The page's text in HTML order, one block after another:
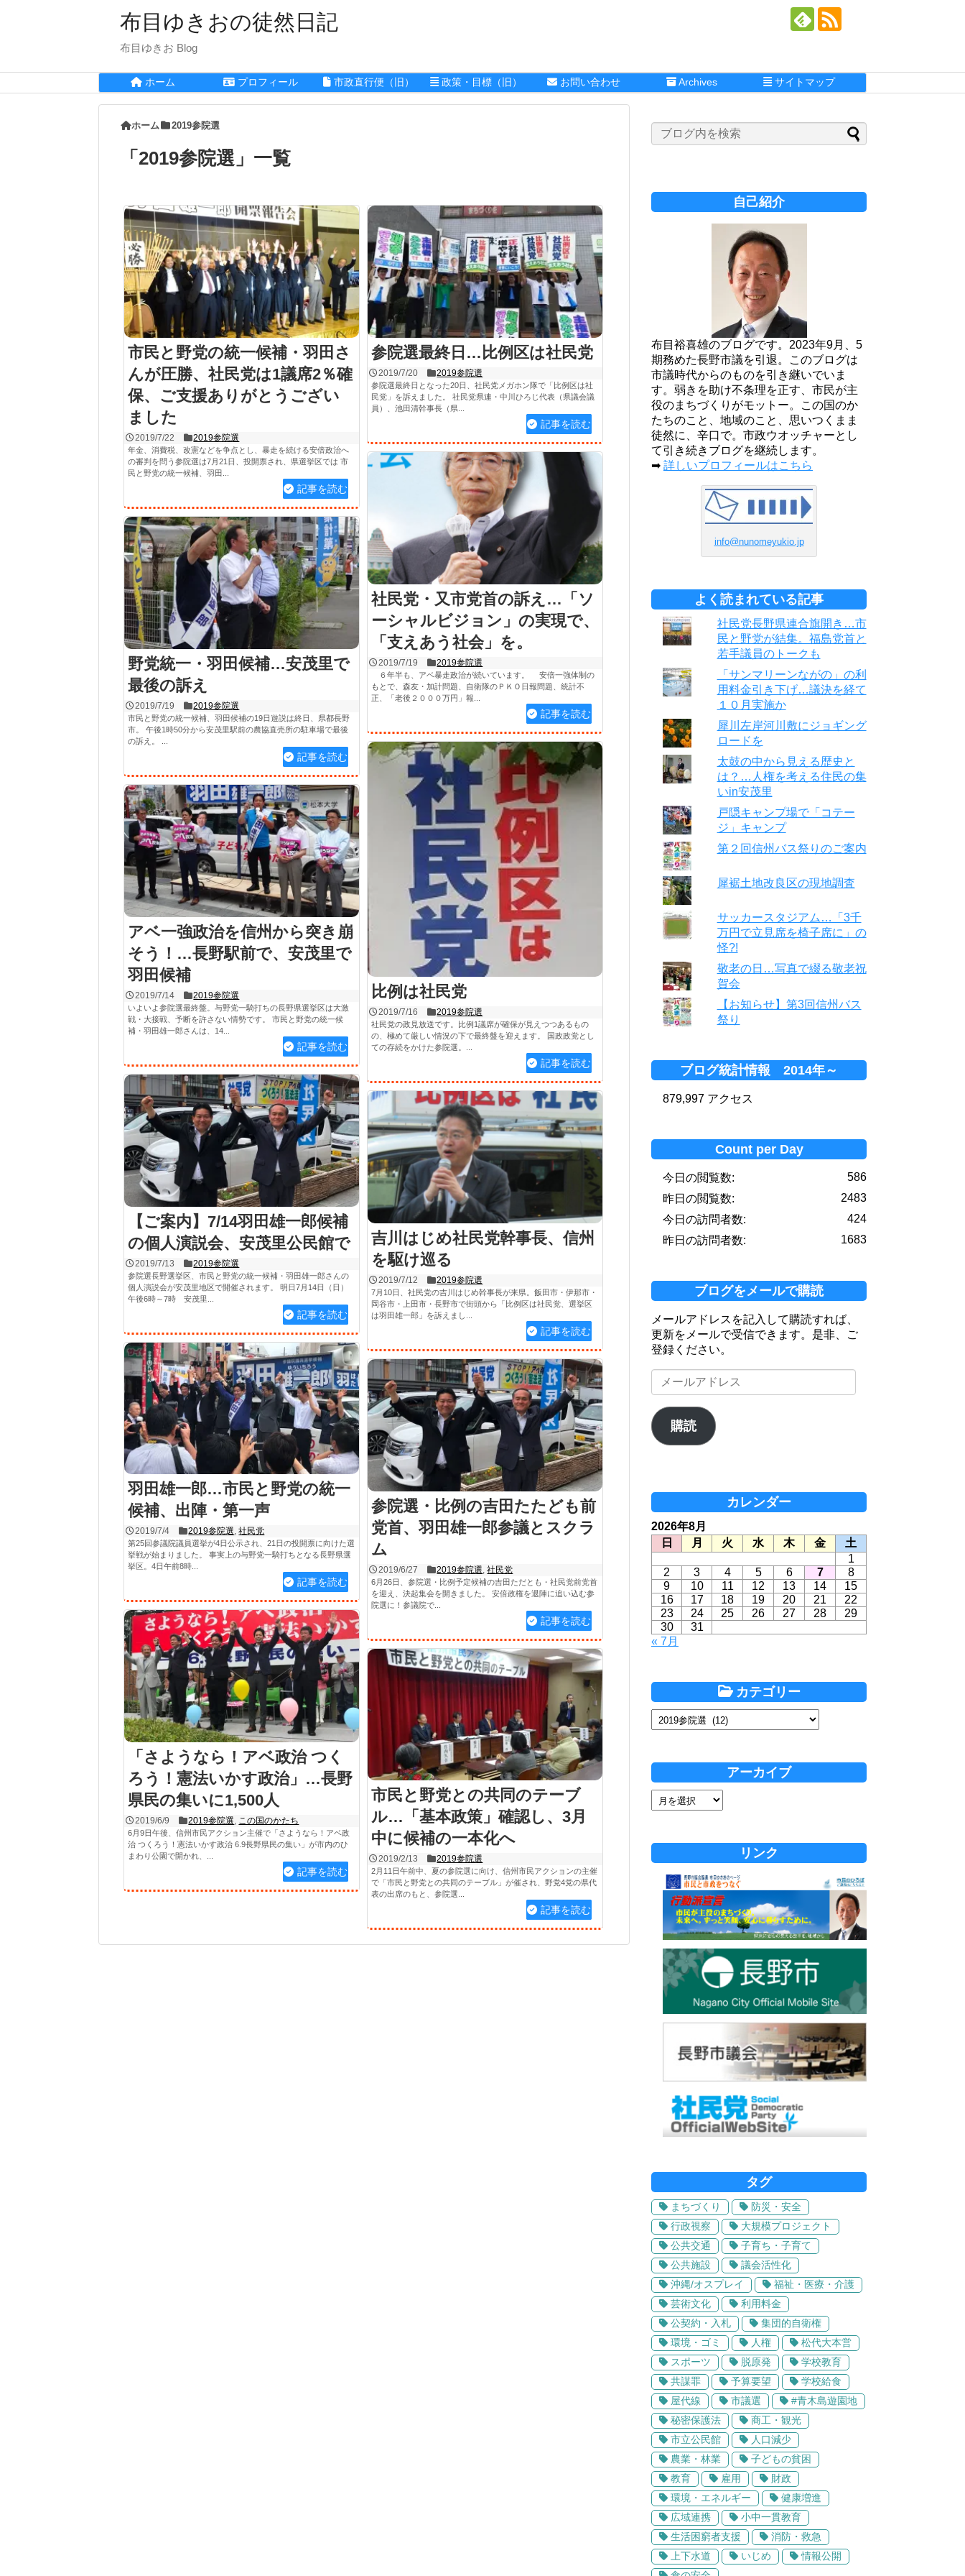
布目ゆきおの徒然日記
布目ゆきお Blog
ホーム プロフィール 市政直行便（旧） 政策・目標（旧） お問い合わせ Archives サイトマップ
ホーム 2019参院選
「 2019参院選」 一覧
市民と野党の統一候補・羽田さ
んが圧勝、社民党は1議席2％確
保、ご支援ありがとうござい
ました
2019/7/22 2019参院選
年金、消費税、改憲などを争点とし、暴走を続ける安倍政治へ
の審判を問う参院選は7月21日、投開票され、県選挙区では 市
民と野党の統一候補、羽田...
記事を読む
参院選最終日…比例区は社民党
2019/7/20 2019参院選
参院選最終日となった20日、社民党メガホン隊で「比例区は社
民党」を訴えました。 社民党県連・中川ひろじ代表（県議会議
員）、池田清幹事長（県...
記事を読む
社民党・又市党首の訴え…「ソ
ーシャルビジョン」の実現で、
「支えあう社会」を。
2019/7/19 2019参院選
６年半も、アベ暴走政治が続いています。 安倍一強体制の
もとで、森友・加計問題、自衛隊のＰＫＯ日報問題、統計不
正、「老後２０００万円」報...
記事を読む
野党統一・羽田候補…安茂里で
最後の訴え
2019/7/19 2019参院選
市民と野党の統一候補、羽田候補の19日遊説は終日、県都長野
市。 午後1時50分から安茂里駅前の農協直売所の駐車場で最後
の訴え。 ...
記事を読む
比例は社民党
2019/7/16 2019参院選
社民党の政見放送です。比例1議席が確保が見えつつあるもの
の、極めて厳しい情況の下で最終盤を迎えます。 国政政党とし
ての存続をかけた参院選。...
記事を読む
アベ一強政治を信州から突き崩
そう！…長野駅前で、安茂里で
羽田候補
2019/7/14 2019参院選
いよいよ参院選最終盤。与野党一騎打ちの長野県選挙区は大激
戦・大接戦、予断を許さない情勢です。 市民と野党の統一候
補・羽田雄一郎さんは、14...
記事を読む
【ご案内】7/14羽田雄一郎候補
の個人演説会、安茂里公民館で
2019/7/13 2019参院選
参院選長野選挙区、市民と野党の統一候補・羽田雄一郎さんの
個人演説会が安茂里地区で開催されます。 明日7月14日（日）
午後6時～7時 安茂里...
記事を読む
吉川はじめ社民党幹事長、信州
を駆け巡る
2019/7/12 2019参院選
7月10日、社民党の吉川はじめ幹事長が来県。飯田市・伊那市・
岡谷市・上田市・長野市で街頭から「比例区は社民党、選挙区
は羽田雄一郎」を訴えまし...
記事を読む
羽田雄一郎…市民と野党の統一
候補、出陣・第一声
2019/7/4 2019参院選,社民党
第25回参議院議員選挙が4日公示され、21日の投開票に向けた選
挙戦が始まりました。 事実上の与野党一騎打ちとなる長野県選
挙区。4日午前8時...
記事を読む
参院選・比例の吉田たたども前
党首、羽田雄一郎参議とスクラ
ム
2019/6/27 2019参院選 ,社民党
6月26日、参院選・比例予定候補の吉田ただとも・社民党前党首
を迎え、決起集会を開きました。 安倍政権を退陣に追い込む参
院選に！参議院で...
記事を読む
「さようなら！アベ政治 つく
ろう！憲法いかす政治」…長野
県民の集いに1,500人
2019/6/9 2019参院選, この国のかたち
6月9日午後、信州市民アクション主催で「さようなら！アベ政
治 つくろう！憲法いかす政治 6.9長野県民の集い」が市内のひ
まわり公園で開かれ、...
記事を読む
市民と野党との共同のテーブ
ル…「基本政策」確認し、3月
中に候補の一本化へ
2019/2/13 2019参院選
2月11日午前中、夏の参院選に向け、信州市民アクションの主催
で「市民と野党との共同のテーブル」が催され、野党4党の県代
表の出席のもと、参院選...
記事を読む
自己紹介
布目裕喜雄のブログです。2023年9月、5
期務めた長野市議を引退。このブログは
市議時代からのものを引き継いでいま
す。弱きを助け不条理を正す、市民が主
役のまちづくりがモットー。この国のか
たちのこと、地域のこと、思いつくまま
徒然に、辛口で。市政ウオッチャーとし
て引き続きブログを継続します。
➡ 詳しいプロフィールはこちら
info@nunomeyukio.jp
よく読まれている記事
社民党長野県連合旗開き…市
民と野党が結集。福島党首と
若手議員のトークも
「サンマリーンながの」の利
用料金引き下げ…議決を経て
１０月実施か
犀川左岸河川敷にジョギング
ロードを
太鼓の中から見える歴史と
は？…人権を考える住民の集
いin安茂里
戸隠キャンプ場で「コテー
ジ」キャンプ
第２回信州バス祭りのご案内
犀裾土地改良区の現地調査
サッカースタジアム…「3千
万円で立見席を椅子席に」の
怪?!
敬老の日…写真で綴る敬老祝
賀会
【お知らせ】第3回信州バス
祭り
ブログ統計情報 2014年～
879,997 アクセス
Count per Day
586
今日の閲覧数:
2483
昨日の閲覧数:
424
今日の訪問者数:
1683
昨日の訪問者数:
ブログをメールで購読
メールアドレスを記入して購読すれば、
更新をメールで受信できます。是非、ご
登録ください。
メ
ー
ア
ド
購読
カレンダー
2026年8月
日
月 火 水 木 金
土
1
2
3 4 5 6 7
8
9
10 11 12 13 14
15
16
17 18 19 20 21
22
23
24 25 26 27 28
29
30
31
« 7月
カテゴリー
アーカイブ
リンク
タグ
まちづくり
防災・安全
行政視察
大規模プロジェクト
公共交通
子育ち・子育て
公共施設
議会活性化
沖縄/オスプレイ
福祉・医療・介護
芸術文化
利用料金
公契約・入札
集団的自衛権
環境・ゴミ
人権
松代大本営
スポーツ
脱原発
学校教育
共謀罪
予算要望
学校給食
屋代線
市議選
#青木島遊園地
秘密保護法
商工・観光
市立公民館
人口減少
農業・林業
子どもの貧困
教育
雇用
財政
環境・エネルギー
健康増進
広域連携
小中一貫教育
生活困窮者支援
消防・救急
上下水道
いじめ
情報公開